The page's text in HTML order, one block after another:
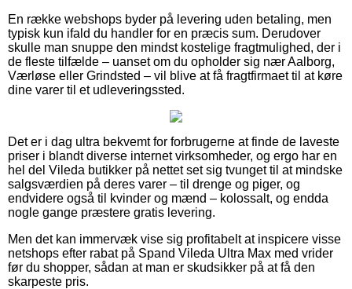
En række webshops byder på levering uden betaling, men
typisk kun ifald du handler for en præcis sum. Derudover
skulle man snuppe den mindst kostelige fragtmulighed, der i
de fleste tilfælde – uanset om du opholder sig nær Aalborg,
Værløse eller Grindsted – vil blive at få fragtfirmaet til at køre
dine varer til et udleveringssted.
Det er i dag ultra bekvemt for forbrugerne at finde de laveste
priser i blandt diverse internet virksomheder, og ergo har en
hel del Vileda butikker på nettet set sig tvunget til at mindske
salgsværdien på deres varer – til drenge og piger, og
endvidere også til kvinder og mænd – kolossalt, og endda
nogle gange præstere gratis levering.
Men det kan immervæk vise sig profitabelt at inspicere visse
netshops efter rabat på Spand Vileda Ultra Max med vrider
før du shopper, sådan at man er skudsikker på at få den
skarpeste pris.